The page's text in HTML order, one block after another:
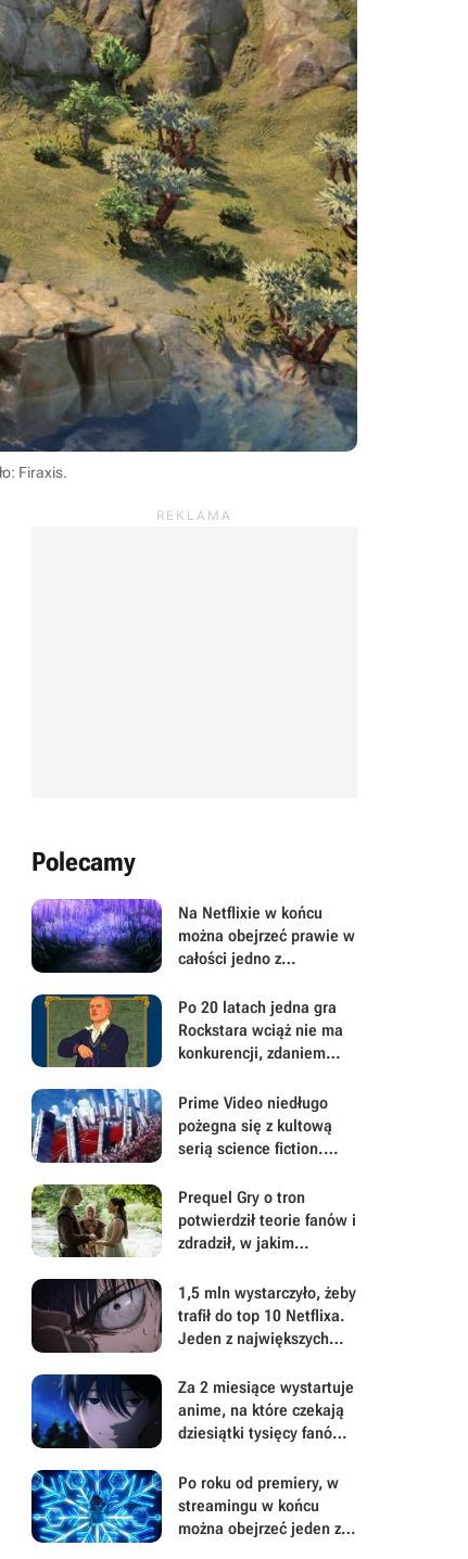
Firaxis.
Polecamy
Na Netflixie w końcu
można obejrzeć prawie w
całości jedno z
fantasy ostatnich lat
Po 20 latach jedna gra
Rockstara wciąż nie ma
konkurencji, zdaniem
„Nie przypomina żadnej
innej gry na rynku”
Prime Video niedługo
pożegna się z kultową
serią science fiction.
tygodnie na obejrzenie 4
filmów
Prequel Gry o tron
potwierdził teorie fanów i
zdradził, w jakim
zakończenie serii książek
1,5 mln wystarczyło, żeby
trafił do top 10 Netflixa.
Jeden z największych
niedawna jest dostępny
w całości
Za 2 miesiące wystartuje
anime, na które czekają
dziesiątki tysięcy fanów.
zakończenia
Po roku od premiery, w
streamingu w końcu
można obejrzeć jeden z